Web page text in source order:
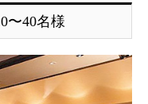
〜40名様